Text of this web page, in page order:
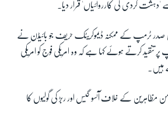
گردی کی کارروائیاں' قرار دیا۔
صدر ٹرمپ کے ممکنہ ڈیموکریٹک حریف جو بائیڈن نے
کرتے ہوئے کہا ہے کہ وہ امریکی فوج کو امریکی
ہیں۔
مظاہرین کے خلاف آنسو گیس اور ربڑ کی گولیوں کا